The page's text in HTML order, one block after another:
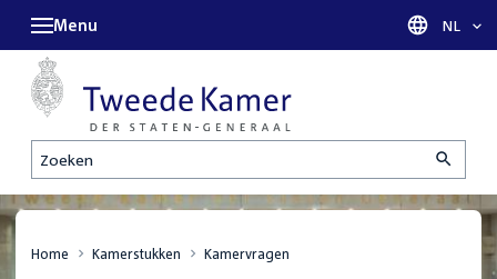
Zoeken
Menu Taal
NL
Home Kamerstukken Kamervragen